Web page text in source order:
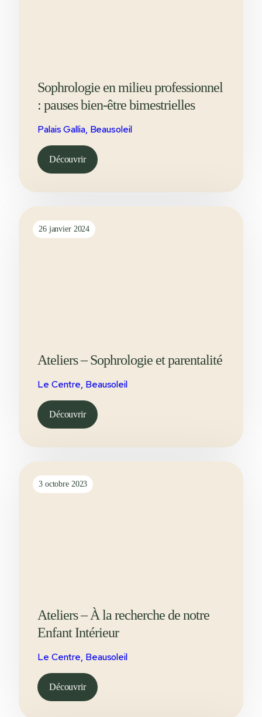
Sophrologie en milieu professionnel
: pauses bien-être bimestrielles
Palais Gallia, Beausoleil
Découvrir
26 janvier 2024
Ateliers – Sophrologie et parentalité
Le Centre, Beausoleil
Découvrir
3 octobre 2023
Ateliers – À la recherche de notre
Enfant Intérieur
Le Centre, Beausoleil
Découvrir